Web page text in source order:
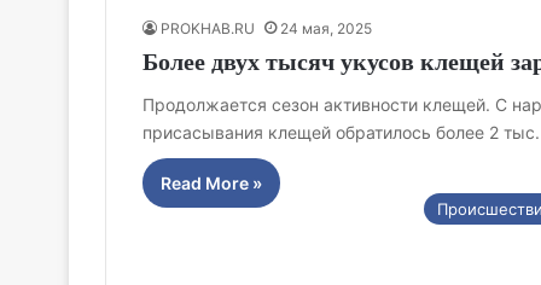
PROKHAB.RU 24 мая, 2025
Более двух тысяч укусов клещей
Продолжается сезон активности клещей. С
присасывания клещей обратилось более 2
Read More »